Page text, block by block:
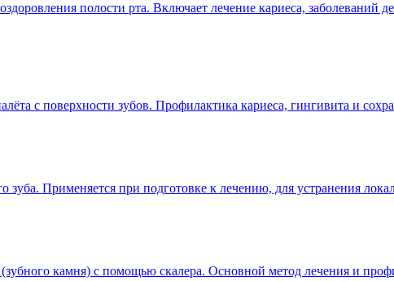
полости рта. Включает лечение кариеса, заболеваний
с поверхности зубов. Профилактика кариеса, гингивита и
зуба. Применяется при подготовке к лечению, для устранения
камня) с помощью скалера. Основной метод лечения и